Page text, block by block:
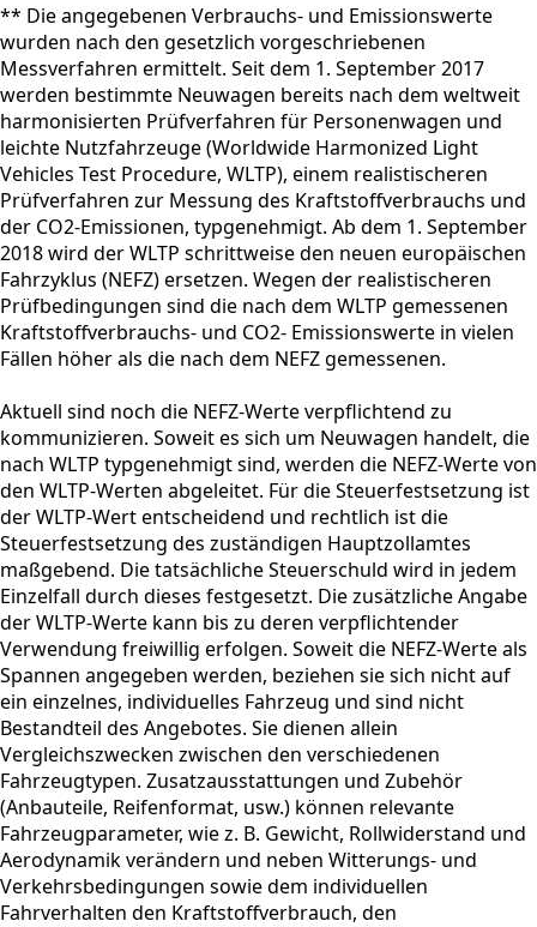
** Die angegebenen Verbrauchs- und Emissionswerte
wurden nach den gesetzlich vorgeschriebenen
Messverfahren ermittelt. Seit dem 1. September 2017
werden bestimmte Neuwagen bereits nach dem weltweit
harmonisierten Prüfverfahren für Personenwagen und
leichte Nutzfahrzeuge (Worldwide Harmonized Light
Vehicles Test Procedure, WLTP), einem realistischeren
Prüfverfahren zur Messung des Kraftstoffverbrauchs und
der CO2-Emissionen, typgenehmigt. Ab dem 1. September
2018 wird der WLTP schrittweise den neuen europäischen
Fahrzyklus (NEFZ) ersetzen. Wegen der realistischeren
Prüfbedingungen sind die nach dem WLTP gemessenen
Kraftstoffverbrauchs- und CO2- Emissionswerte in vielen
Fällen höher als die nach dem NEFZ gemessenen.
Aktuell sind noch die NEFZ-Werte verpflichtend zu
kommunizieren. Soweit es sich um Neuwagen handelt, die
nach WLTP typgenehmigt sind, werden die NEFZ-Werte von
den WLTP-Werten abgeleitet. Für die Steuerfestsetzung ist
der WLTP-Wert entscheidend und rechtlich ist die
Steuerfestsetzung des zuständigen Hauptzollamtes
maßgebend. Die tatsächliche Steuerschuld wird in jedem
Einzelfall durch dieses festgesetzt. Die zusätzliche Angabe
der WLTP-Werte kann bis zu deren verpflichtender
Verwendung freiwillig erfolgen. Soweit die NEFZ-Werte als
Spannen angegeben werden, beziehen sie sich nicht auf
ein einzelnes, individuelles Fahrzeug und sind nicht
Bestandteil des Angebotes. Sie dienen allein
Vergleichszwecken zwischen den verschiedenen
Fahrzeugtypen. Zusatzausstattungen und Zubehör
(Anbauteile, Reifenformat, usw.) können relevante
Fahrzeugparameter, wie z. B. Gewicht, Rollwiderstand und
Aerodynamik verändern und neben Witterungs- und
Verkehrsbedingungen sowie dem individuellen
Fahrverhalten den Kraftstoffverbrauch, den